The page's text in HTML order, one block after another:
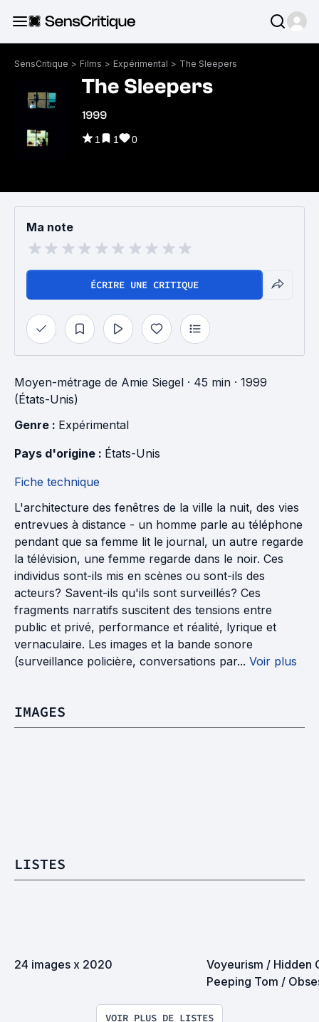
SensCritique > Films > Expérimental > The Sleepers
The Sleepers
1999
1 1 0
Ma note
ÉCRIRE UNE CRITIQUE
Moyen-métrage de Amie Siegel · 45 min · 1999
(États-Unis)
Genre : Expérimental
Pays d'origine : États-Unis
Fiche technique
L'architecture des fenêtres de la ville la nuit, des vies
entrevues à distance - un homme parle au téléphone
pendant que sa femme lit le journal, un autre regarde
la télévision, une femme regarde dans le noir. Ces
individus sont-ils mis en scènes ou sont-ils des
acteurs? Savent-ils qu'ils sont surveillés? Ces
fragments narratifs suscitent des tensions entre
public et privé, performance et réalité, lyrique et
vernaculaire. Les images et la bande sonore
(surveillance policière, conversations par... Voir plus
IMAGES
LISTES
24 images x 2020
Voyeurism / Hidden
Peeping Tom /
VOIR PLUS DE LISTES